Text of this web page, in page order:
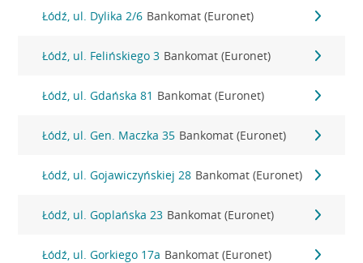
Łódź, ul. Dylika 2/6 Bankomat (Euronet)
Łódź, ul. Felińskiego 3 Bankomat (Euronet)
Łódź, ul. Gdańska 81 Bankomat (Euronet)
Łódź, ul. Gen. Maczka 35 Bankomat (Euronet)
Łódź, ul. Gojawiczyńskiej 28 Bankomat (Euronet)
Łódź, ul. Goplańska 23 Bankomat (Euronet)
Łódź, ul. Gorkiego 17a Bankomat (Euronet)